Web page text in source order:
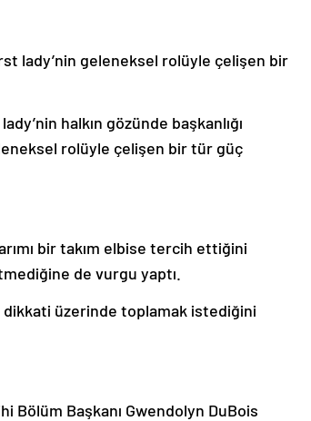
lady’nin geleneksel rolüyle çelişen bir
halkın gözünde başkanlığı
rolüyle çelişen bir tür güç
bir takım elbise tercih ettiğini
de vurgu yaptı.
dikkati üzerinde toplamak istediğini
Bölüm Başkanı Gwendolyn DuBois